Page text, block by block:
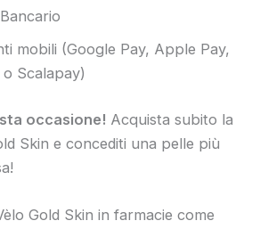
mobili (Google Pay, Apple Pay,
Scalapay)
occasione! Acquista subito la
Skin e concediti una pelle più
Gold Skin in farmacie come